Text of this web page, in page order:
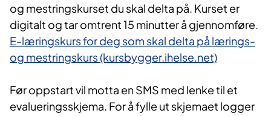
og mestringskurset du skal delta på. Kurset er
digitalt og tar omtrent 15 minutter å gjennomføre.
E-læringskurs for deg som skal delta på lærings-
og mestringskurs (kursbygger.ihelse.net)
Før oppstart vil motta en SMS med lenke til et
evalueringsskjema. For å fylle ut skjemaet logger